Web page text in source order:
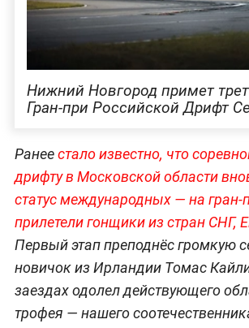
Нижний Новгород примет
Гран-при Российской Дрифт
Ранеестало известно, что
дрифту в Московской области
статус международных — на гран-
прилетели гонщики из стран СНГ,
Первый этап преподнёс громкую
новичок из Ирландии Томас
заездах одолел действующего
трофея — нашего